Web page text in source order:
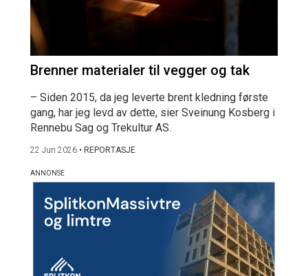
Brenner materialer til vegger og tak
– Siden 2015, da jeg leverte brent kledning første
gang, har jeg levd av dette, sier Sveinung Kosberg i
Rennebu Sag og Trekultur AS.
22 Jun 2026 • REPORTASJE